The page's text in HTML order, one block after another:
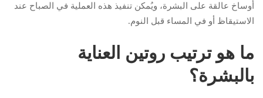
أوساخ عالقة على البشرة، ويُمكن تنفيذ هذه العملية في الصباح عند
الاستيقاظ أو في المساء قبل النوم.
ما هو ترتيب روتين العناية
بالبشرة؟